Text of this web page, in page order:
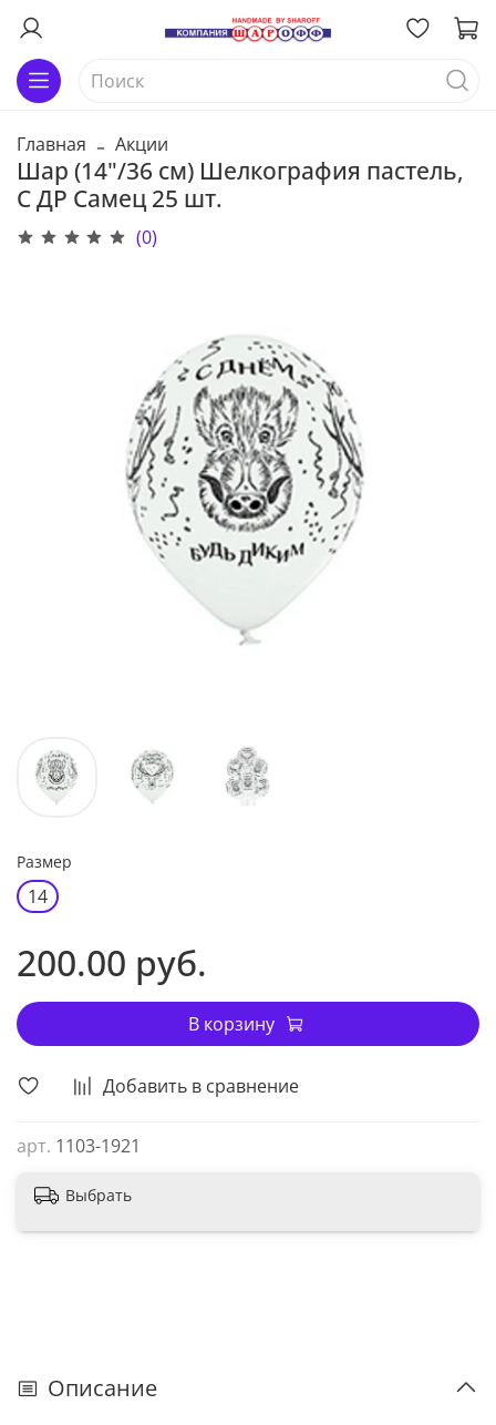
Главная Акции
Шар (14"/36 см) Шелкография пастель,
С ДР Самец 25 шт.
(0)
Добавить в сравнение
арт. 1103-1921
Размер
14
200.00 руб.
В корзину
Выбрать
Описание